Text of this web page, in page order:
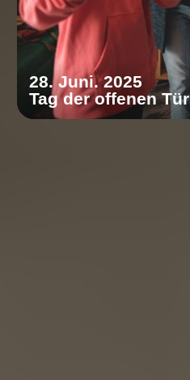
28. Juni. 2025
Tag der offenen Tür